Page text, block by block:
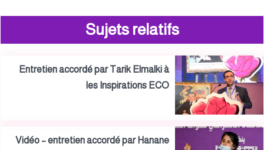
Sujets relatifs
Entretien accordé par Tarik Elmalki à
les Inspirations ECO
Vidéo – entretien accordé par Hanane